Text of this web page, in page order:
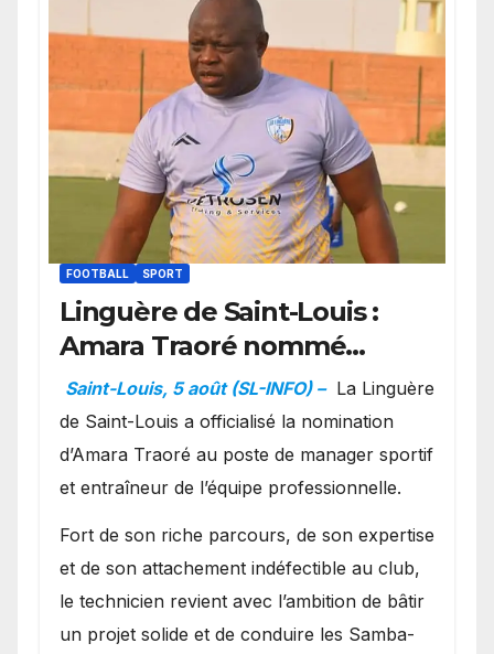
FOOTBALL SPORT
Linguère de Saint-Louis :
Amara Traoré nommé
manager sportif et
entraîneur de l’équipe
Saint-Louis, 5 août (SL-INFO) – La Linguère
de Saint-Louis a officialisé la nomination
d’Amara Traoré au poste de manager sportif
et entraîneur de l’équipe professionnelle.
Fort de son riche parcours, de son expertise
et de son attachement indéfectible au club,
le technicien revient avec l’ambition de bâtir
un projet solide et de conduire les Samba-